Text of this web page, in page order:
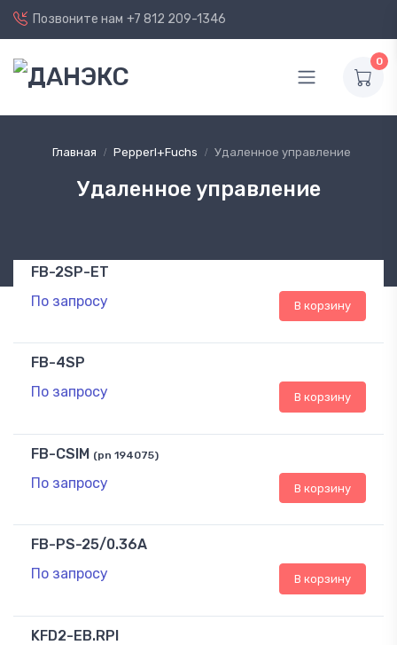
Позвоните нам +7 812 209-1346
0
Главная Pepperl+Fuchs Удаленное управление
Удаленное управление
FB-2SP-ET
По запросу
В корзину
FB-4SP
По запросу
В корзину
FB-CSIM (pn 194075)
По запросу В корзину
FB-PS-25/0.36A
По запросу
В корзину
KFD2-EB.RPI